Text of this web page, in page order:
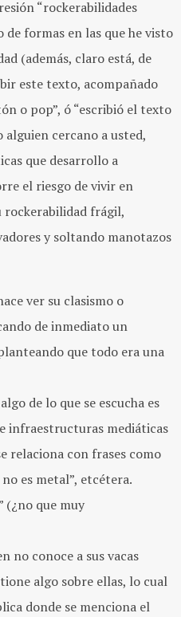
“rockerabilidades
formas en las que he visto
(además, claro está, de
este texto, acompañado
o pop”, ó “escribió el texto
alguien cercano a usted,
que desarrollo a
el riesgo de vivir en
frágil,
y soltando manotazos
ver su clasismo o
de inmediato un
que todo era una
de lo que se escucha es
infraestructuras mediáticas
relaciona con frases como
es metal”, etcétera.
(¿no que muy
no conoce a sus vacas
algo sobre ellas, lo cual
donde se menciona el